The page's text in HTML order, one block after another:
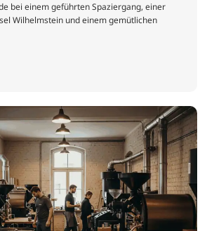
bei einem geführten Spaziergang, einer
Wilhelmstein und einem gemütlichen